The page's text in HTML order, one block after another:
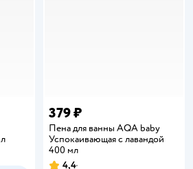
379 ₽
Пена для ванны AQA baby
Успокаивающая с лавандой
400 мл
4,4